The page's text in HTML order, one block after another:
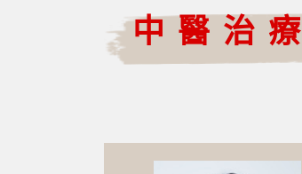
中醫治